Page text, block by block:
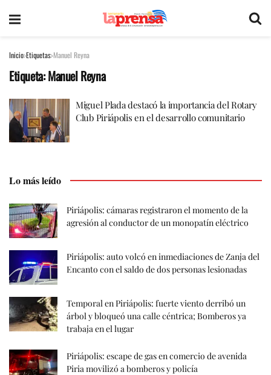
Inicio Etiquetas Manuel Reyna
Etiqueta:Manuel Reyna
Miguel Plada destacó la importancia del Rotary
Club Piriápolis en el desarrollo comunitario
Lo más leído
Piriápolis: cámaras registraron el momento de la
agresión al conductor de un monopatín eléctrico
Piriápolis: auto volcó en inmediaciones de Zanja del
Encanto con el saldo de dos personas lesionadas
Temporal en Piriápolis: fuerte viento derribó un
árbol y bloqueó una calle céntrica; Bomberos ya
trabaja en el lugar
Piriápolis: escape de gas en comercio de avenida
Piria movilizó a bomberos y policía